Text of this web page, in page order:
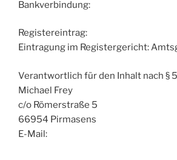
Bankverbindung:
Registereintrag:
Eintragung im Registergericht:
Verantwortlich für den Inhalt nach §
Michael Frey
c/o Römerstraße 5
66954 Pirmasens
E-Mail: